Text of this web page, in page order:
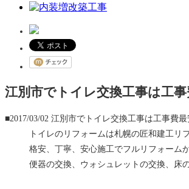
江別市でトイレ交換工事は工
■2017/03/02 江別市でトイレ交換工事は工事費最
トイレのリフォームは札幌の匠和建工リ
格安、丁寧、安心施工でフルリフォーム
便器の交換、ウォシュレットの交換、床